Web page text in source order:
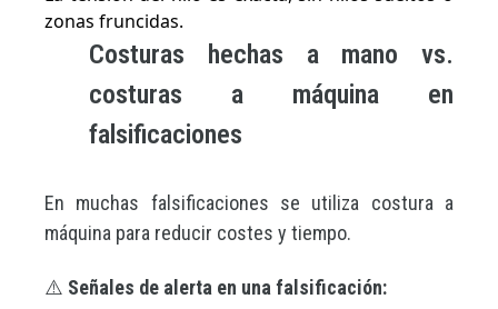
zonas fruncidas.
Costuras hechas a mano vs.
costuras a máquina en
falsificaciones
En muchas falsificaciones se utiliza costura a
máquina para reducir costes y tiempo.
⚠️ Señales de alerta en una falsificación: